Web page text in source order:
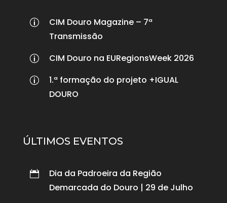
p
CIM Douro Magazine – 7ª
Transmissão
p CIM Douro na EURegionsWeek 2026
p
1.ª formação do projeto +IGUAL
DOURO
ÚLTIMOS EVENTOS

Dia da Padroeira da Região
Demarcada do Douro | 29 de Julho